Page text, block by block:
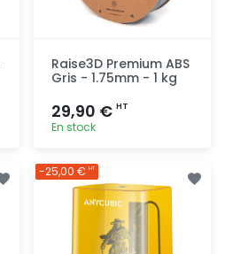
Raise3D Premium ABS
Gris - 1.75mm - 1 kg
29,90 € HT
En stock
rapide
-25,00 € HT